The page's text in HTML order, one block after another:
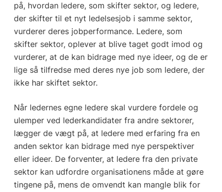
på, hvordan ledere, som skifter sektor, og ledere,
der skifter til et nyt ledelsesjob i samme sektor,
vurderer deres jobperformance. Ledere, som
skifter sektor, oplever at blive taget godt imod og
vurderer, at de kan bidrage med nye ideer, og de er
lige så tilfredse med deres nye job som ledere, der
ikke har skiftet sektor.
Når ledernes egne ledere skal vurdere fordele og
ulemper ved lederkandidater fra andre sektorer,
lægger de vægt på, at ledere med erfaring fra en
anden sektor kan bidrage med nye perspektiver
eller ideer. De forventer, at ledere fra den private
sektor kan udfordre organisationens måde at gøre
tingene på, mens de omvendt kan mangle blik for